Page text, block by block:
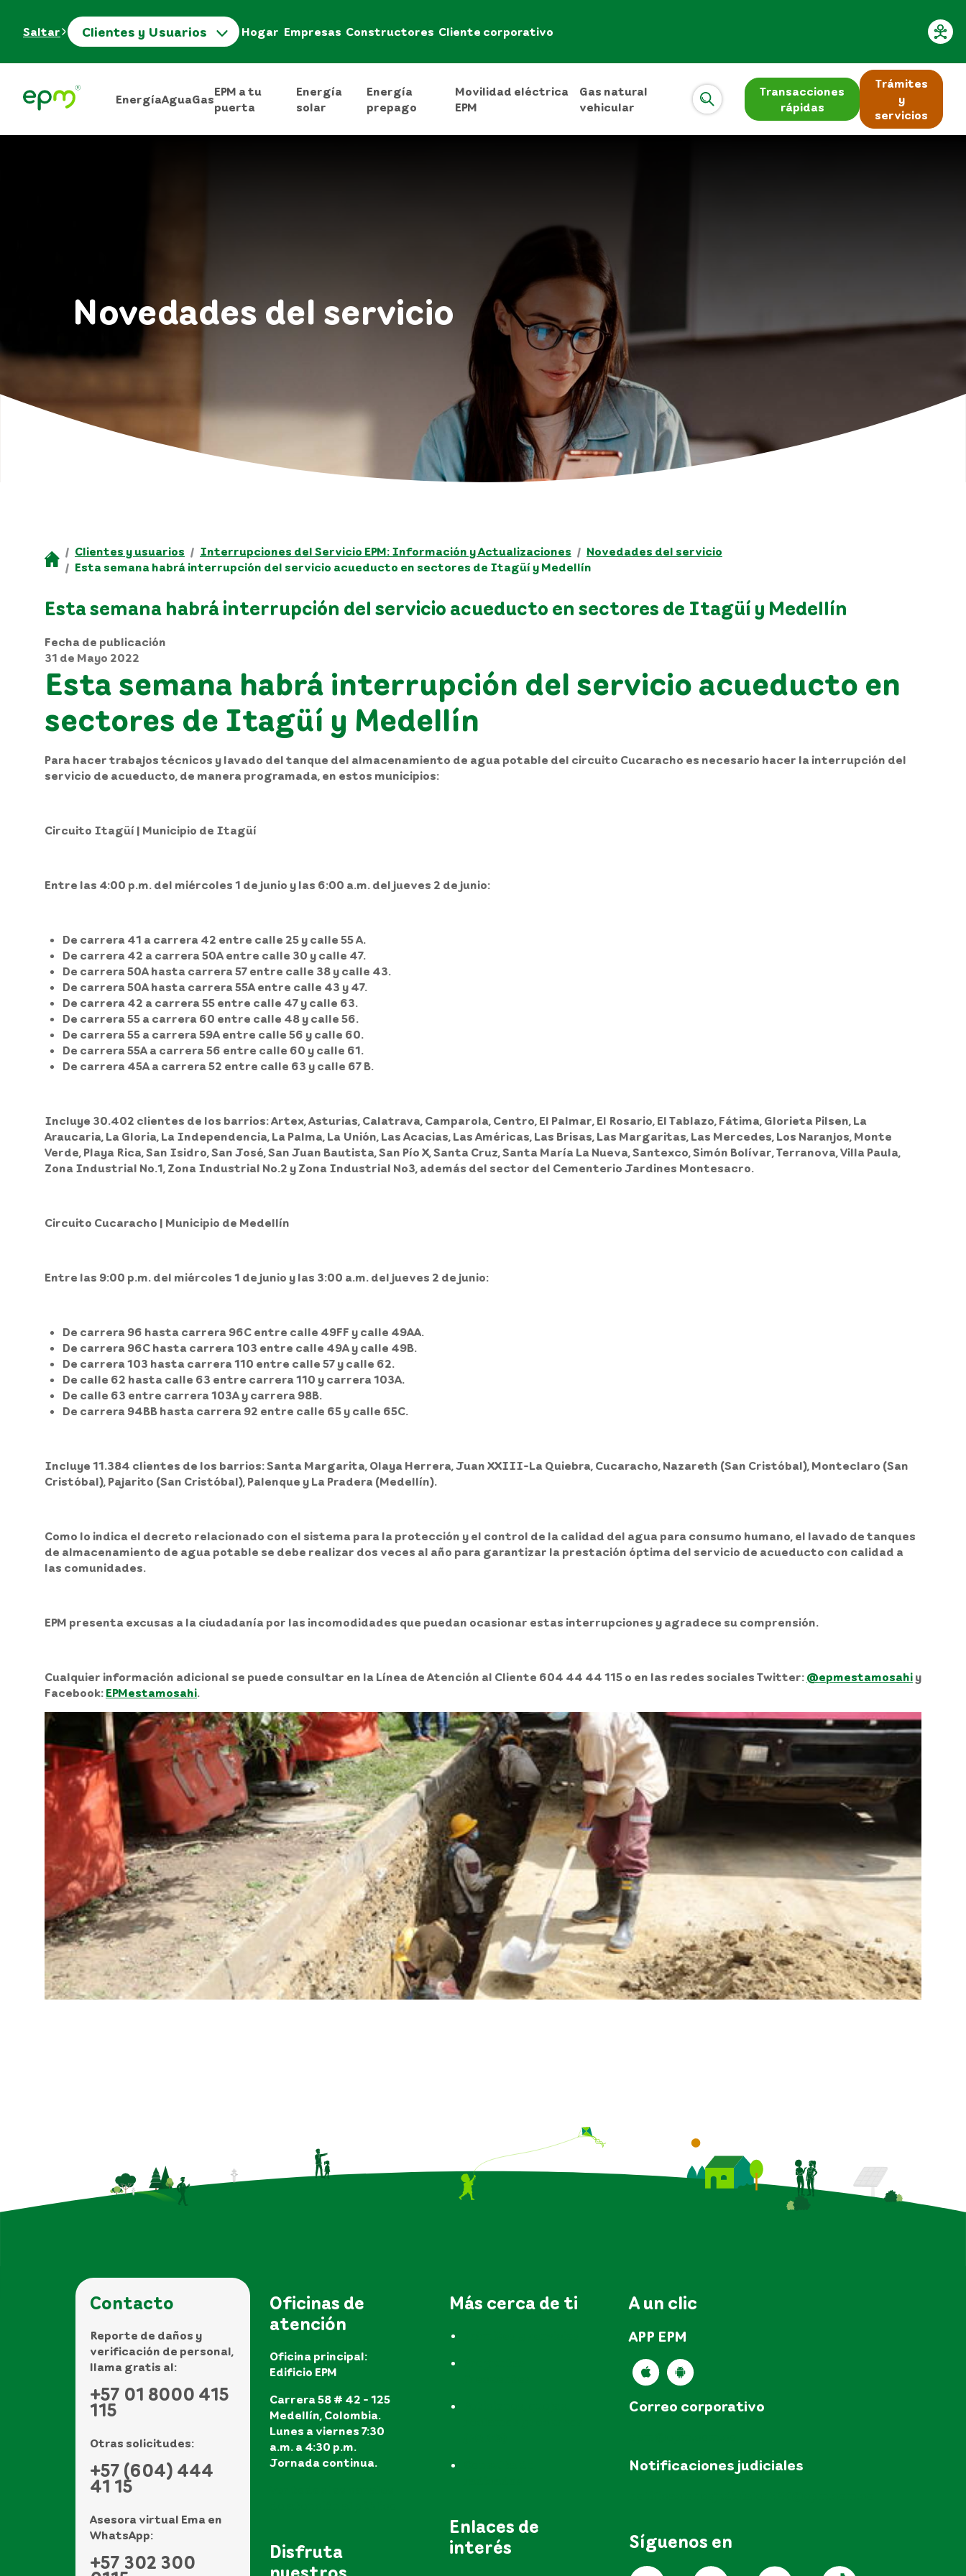
Saltar Clientes y Usuarios Hogar Empresas Constructores Cliente corporativo
EnergíaAguaGas
EPM a tu
puerta
Energía
solar
Energía
prepago
Movilidad eléctrica
EPM
Gas natural
vehicular
Transacciones
rápidas
Trámites
y
servicios
Novedades del servicio
Clientes y usuarios Interrupciones del Servicio EPM: Información y Actualizaciones
Novedades del servicio
Esta semana habrá interrupción del servicio acueducto en sectores de Itagüí y Medellín
Esta semana habrá interrupción del servicio acueducto en sectores de Itagüí y Medellín
Fecha de publicación
31 de Mayo 2022
Esta semana habrá interrupción del servicio acueducto en
sectores de Itagüí y Medellín
Para hacer trabajos técnicos y lavado del tanque del almacenamiento de agua potable del circuito Cucaracho es necesario hacer la interrupción del
servicio de acueducto, de manera programada, en estos municipios:
Circuito Itagüí | Municipio de Itagüí
Entre las 4:00 p.m. del miércoles 1 de junio y las 6:00 a.m. del jueves 2 de junio:
De carrera 41 a carrera 42 entre calle 25 y calle 55 A.
De carrera 42 a carrera 50A entre calle 30 y calle 47.
De carrera 50A hasta carrera 57 entre calle 38 y calle 43.
De carrera 50A hasta carrera 55A entre calle 43 y 47.
De carrera 42 a carrera 55 entre calle 47 y calle 63.
De carrera 55 a carrera 60 entre calle 48 y calle 56.
De carrera 55 a carrera 59A entre calle 56 y calle 60.
De carrera 55A a carrera 56 entre calle 60 y calle 61.
De carrera 45A a carrera 52 entre calle 63 y calle 67 B.
Incluye 30.402 clientes de los barrios: Artex, Asturias, Calatrava, Camparola, Centro, El Palmar, El Rosario, El Tablazo, Fátima, Glorieta Pilsen, La
Araucaria, La Gloria, La Independencia, La Palma, La Unión, Las Acacias, Las Américas, Las Brisas, Las Margaritas, Las Mercedes, Los Naranjos, Monte
Verde, Playa Rica, San Isidro, San José, San Juan Bautista, San Pío X, Santa Cruz, Santa María La Nueva, Santexco, Simón Bolívar, Terranova, Villa Paula,
Zona Industrial No.1, Zona Industrial No.2 y Zona Industrial No3, además del sector del Cementerio Jardines Montesacro.
Circuito Cucaracho | Municipio de Medellín
Entre las 9:00 p.m. del miércoles 1 de junio y las 3:00 a.m. del jueves 2 de junio:
De carrera 96 hasta carrera 96C entre calle 49FF y calle 49AA.
De carrera 96C hasta carrera 103 entre calle 49A y calle 49B.
De carrera 103 hasta carrera 110 entre calle 57 y calle 62.
De calle 62 hasta calle 63 entre carrera 110 y carrera 103A.
De calle 63 entre carrera 103A y carrera 98B.
De carrera 94BB hasta carrera 92 entre calle 65 y calle 65C.
Incluye 11.384 clientes de los barrios: Santa Margarita, Olaya Herrera, Juan XXIII-La Quiebra, Cucaracho, Nazareth (San Cristóbal), Monteclaro (San
Cristóbal), Pajarito (San Cristóbal), Palenque y La Pradera (Medellín).
Como lo indica el decreto relacionado con el sistema para la protección y el control de la calidad del agua para consumo humano, el lavado de tanques
de almacenamiento de agua potable se debe realizar dos veces al año para garantizar la prestación óptima del servicio de acueducto con calidad a
las comunidades.
EPM presenta excusas a la ciudadanía por las incomodidades que puedan ocasionar estas interrupciones y agradece su comprensión.
Cualquier información adicional se puede consultar en la Línea de Atención al Cliente 604 44 44 115 o en las redes sociales Twitter: @epmestamosahi y
Facebook: EPMestamosahi.
Contacto
Reporte de daños y
verificación de personal,
llama gratis al:
+57 01 8000 415
115
Otras solicitudes:
+57 (604) 444
41 15
Asesora virtual Ema en
WhatsApp:
+57 302 300
Oficinas de
atención
Oficina principal:
Edificio EPM
Carrera 58 # 42 - 125
Medellín, Colombia.
Lunes a viernes 7:30
a.m. a 4:30 p.m.
Jornada continua.
Disfruta
nuestros
Más cerca de ti
Enlaces de
interés
A un clic
APP EPM
Correo corporativo
Notificaciones judiciales
Síguenos en